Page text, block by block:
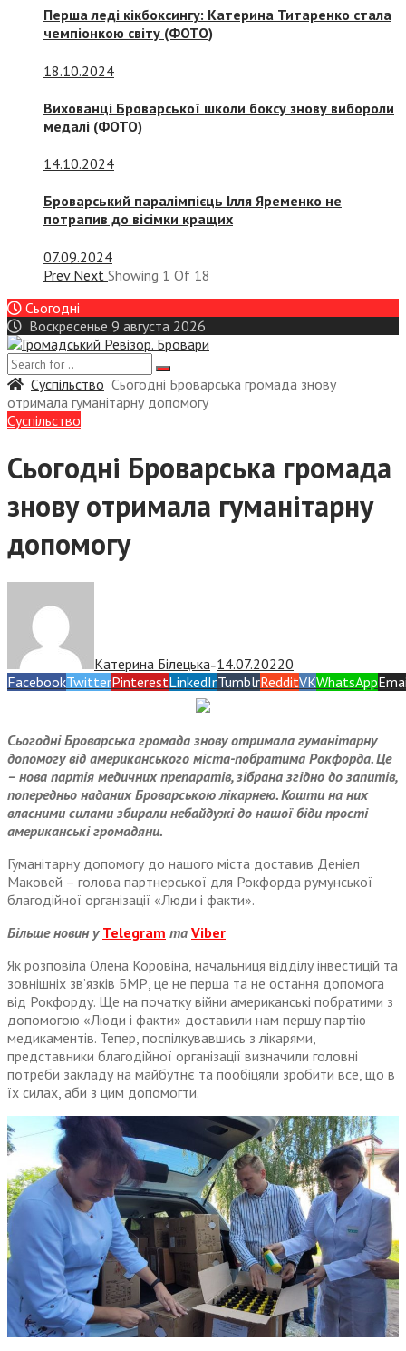
Перша леді кікбоксингу: Катерина Титаренко стала
чемпіонкою світу (ФОТО)
18.10.2024
Вихованці Броварської школи боксу знову вибороли
медалі (ФОТО)
14.10.2024
Броварський паралімпієць Ілля Яременко не
потрапив до вісімки кращих
07.09.2024
Prev Next Showing 1 Of 18
Сьогодні
Воскресенье 9 августа 2026
Суспiльство Сьогодні Броварська громада знову
отримала гуманітарну допомогу
Суспiльство
Сьогодні Броварська громада
знову отримала гуманітарну
допомогу
Катерина Білецька— 14.07.20220
FacebookTwitterPinterestLinkedInTumblrRedditVKWhatsApp
Сьогодні Броварська громада знову отримала гуманітарну
допомогу від американського міста-побратима Рокфорда. Це
– нова партія медичних препаратів, зібрана згідно до запитів,
попередньо наданих Броварською лікарнею. Кошти на них
власними силами збирали небайдужі до нашої біди прості
американські громадяни.
Гуманітарну допомогу до нашого міста доставив Деніел
Маковей – голова партнерської для Рокфорда румунської
благодійної організації «Люди і факти».
Більше новин у Telegram та Viber
Як розповіла Олена Коровіна, начальниця відділу інвестицій та
зовнішніх зв’язків БМР, це не перша та не остання допомога
від Рокфорду. Ще на початку війни американські побратими з
допомогою «Люди і факти» доставили нам першу партію
медикаментів. Тепер, поспілкувавшись з лікарями,
представники благодійної організації визначили головні
потреби закладу на майбутнє та пообіцяли зробити все, що в
їх силах, аби з цим допомогти.